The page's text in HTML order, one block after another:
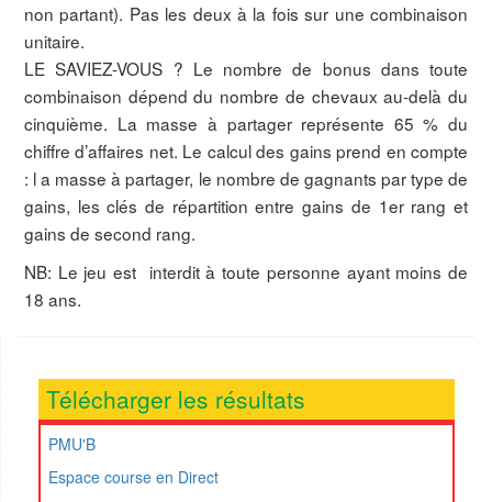
non partant). Pas les deux à la fois sur une combinaison
unitaire.
LE SAVIEZ-VOUS ? Le nombre de bonus dans toute
combinaison dépend du nombre de chevaux au-delà du
cinquième. La masse à partager représente 65 % du
chiffre d’affaires net. Le calcul des gains prend en compte
: l a masse à partager, le nombre de gagnants par type de
gains, les clés de répartition entre gains de 1er rang et
gains de second rang.
NB: Le jeu est interdit à toute personne ayant moins de
18 ans.
Télécharger les résultats
PMU'B
Espace course en Direct